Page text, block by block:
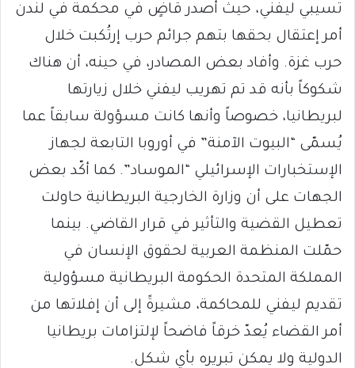
تسيبي ليفني، حيث أصدر قاضٍ في محكمة في لندن
أمر إعتقال بحقها بتهم جرائم حرب إرتُكبت خلال
حرب غزة. وأفاد بعض المصادر، في حينه، أن هناك
شكوكاً بأنه قد تم تهريب ليفني خلال زيارتها
لبريطانيا، خصوصاً وأنها كانت مسؤولة سابقاً عما
يُسمّى “البيوت الآمنة” في أوروبا التابعة لجهاز
الإستخبارات الإسرائيلي “الموساد”. كما أكّد بعض
الجهات على أن وزارة الخارجية البريطانية حاولت
تعطيل القضية والتأثير في قرار القاضي. بينما
حمّلت المنظمة العربية لحقوق الإنسان في
المملكة المتحدة الحكومة البريطانية مسؤولية
تقديم ليفني للمحاكمة، مشيرةً إلى أن إفلاتها من
أمر القضاء يُعدّ خرقاً فاضحاً لإلتزامات بريطانيا
الدولية ولا يمكن تبريره بأي شكل.